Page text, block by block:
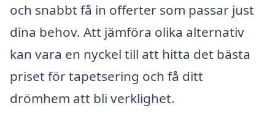
och snabbt få in offerter som passar just
dina behov. Att jämföra olika alternativ
kan vara en nyckel till att hitta det bästa
priset för tapetsering och få ditt
drömhem att bli verklighet.